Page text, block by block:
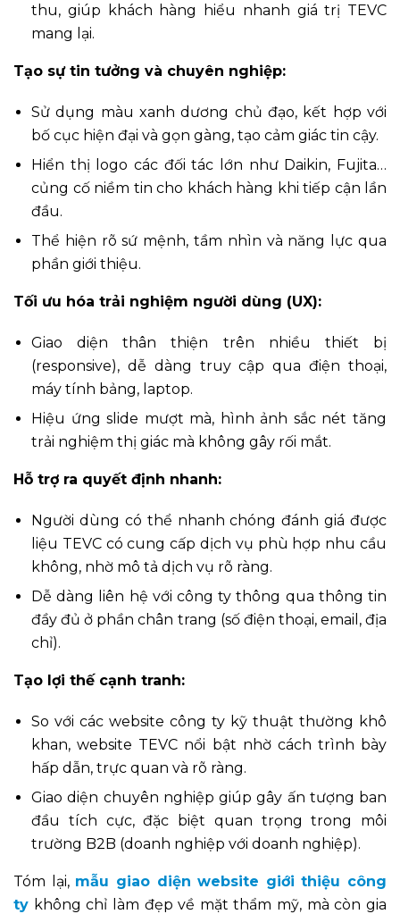
thu, giúp khách hàng hiểu nhanh giá trị TEVC
mang lại.
Tạo sự tin tưởng và chuyên nghiệp:
Sử dụng màu xanh dương chủ đạo, kết hợp với
bố cục hiện đại và gọn gàng, tạo cảm giác tin cậy.
Hiển thị logo các đối tác lớn như Daikin, Fujita…
củng cố niềm tin cho khách hàng khi tiếp cận lần
đầu.
Thể hiện rõ sứ mệnh, tầm nhìn và năng lực qua
phần giới thiệu.
Tối ưu hóa trải nghiệm người dùng (UX):
Giao diện thân thiện trên nhiều thiết bị
(responsive), dễ dàng truy cập qua điện thoại,
máy tính bảng, laptop.
Hiệu ứng slide mượt mà, hình ảnh sắc nét tăng
trải nghiệm thị giác mà không gây rối mắt.
Hỗ trợ ra quyết định nhanh:
Người dùng có thể nhanh chóng đánh giá được
liệu TEVC có cung cấp dịch vụ phù hợp nhu cầu
không, nhờ mô tả dịch vụ rõ ràng.
Dễ dàng liên hệ với công ty thông qua thông tin
đầy đủ ở phần chân trang (số điện thoại, email, địa
chỉ).
Tạo lợi thế cạnh tranh:
So với các website công ty kỹ thuật thường khô
khan, website TEVC nổi bật nhờ cách trình bày
hấp dẫn, trực quan và rõ ràng.
Giao diện chuyên nghiệp giúp gây ấn tượng ban
đầu tích cực, đặc biệt quan trọng trong môi
trường B2B (doanh nghiệp với doanh nghiệp).
Tóm lại, mẫu giao diện website giới thiệu công
ty không chỉ làm đẹp về mặt thẩm mỹ, mà còn gia